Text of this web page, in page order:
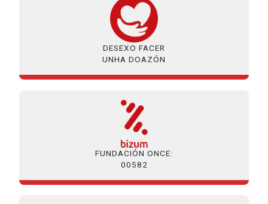
DESEXO FACER
UNHA DOAZÓN
FUNDACIÓN ONCE:
00582